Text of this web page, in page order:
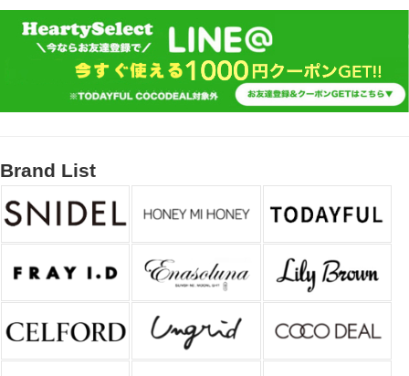
Brand List